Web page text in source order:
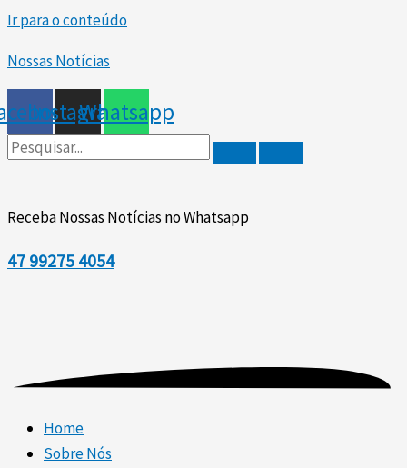
Ir para o conteúdo
Nossas Notícias
InstagramWhatsapp
Receba Nossas Notícias no Whatsapp
47 99275 4054
Home
Sobre Nós